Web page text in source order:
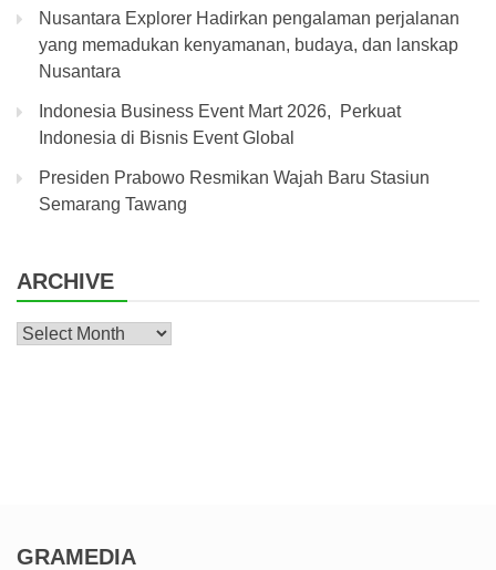
Nusantara Explorer Hadirkan pengalaman perjalanan
yang memadukan kenyamanan, budaya, dan lanskap
Nusantara
Indonesia Business Event Mart 2026, Perkuat
Indonesia di Bisnis Event Global
Presiden Prabowo Resmikan Wajah Baru Stasiun
Semarang Tawang
ARCHIVE
Archive
GRAMEDIA